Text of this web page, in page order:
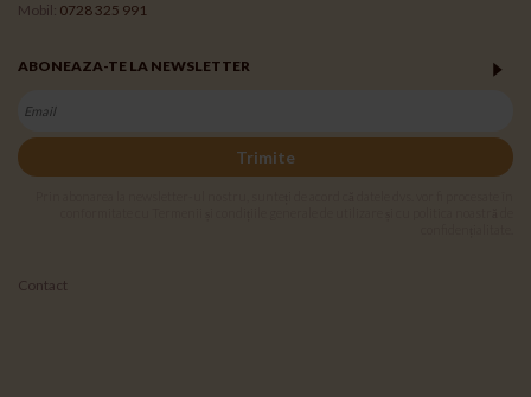
Mobil: 0728 325 991
ABONEAZA-TE LA NEWSLETTER
Trimite
Contact